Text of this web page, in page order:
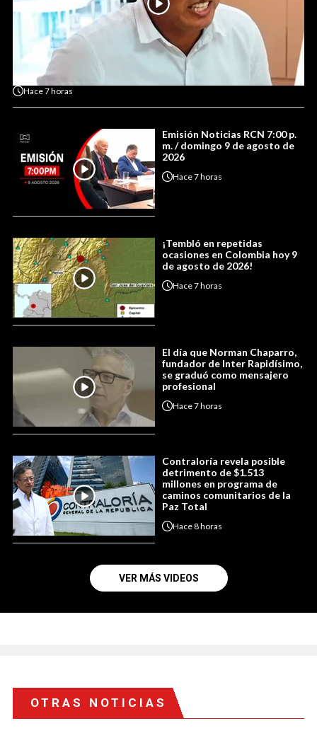
Hace7 horas
Emisión Noticias RCN 7:00 p.
m. / domingo 9 de agosto de
2026
Hace7 horas
¡Tembló en repetidas
ocasiones en Colombia hoy 9
de agosto de 2026!
Hace7 horas
El día que Norman Chaparro,
fundador de Inter Rapidísimo,
se graduó como mensajero
profesional
Hace7 horas
Contraloría revela posible
detrimento de $1.513
millones en programa de
caminos comunitarios de la
Paz Total
Hace8 horas
VER MÁS VIDEOS
OTRAS NOTICIAS